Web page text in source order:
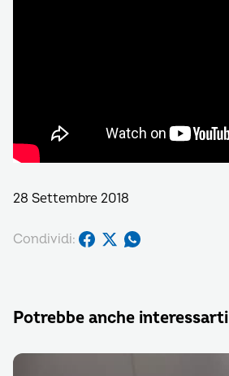
28 Settembre 2018
Condividi:
Potrebbe anche interessarti